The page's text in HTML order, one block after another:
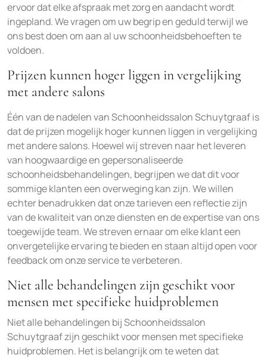
ervoor dat elke afspraak met zorg en aandacht wordt
ingepland. We vragen om uw begrip en geduld terwijl we
ons best doen om aan al uw schoonheidsbehoeften te
voldoen.
Prijzen kunnen hoger liggen in vergelijking
met andere salons
Één van de nadelen van Schoonheidssalon Schuytgraaf is
dat de prijzen mogelijk hoger kunnen liggen in vergelijking
met andere salons. Hoewel wij streven naar het leveren
van hoogwaardige en gepersonaliseerde
schoonheidsbehandelingen, begrijpen we dat dit voor
sommige klanten een overweging kan zijn. We willen
echter benadrukken dat onze tarieven een reflectie zijn
van de kwaliteit van onze diensten en de expertise van ons
toegewijde team. We streven ernaar om elke klant een
onvergetelijke ervaring te bieden en staan altijd open voor
feedback om onze service te verbeteren.
Niet alle behandelingen zijn geschikt voor
mensen met specifieke huidproblemen
Niet alle behandelingen bij Schoonheidssalon
Schuytgraaf zijn geschikt voor mensen met specifieke
huidproblemen. Het is belangrijk om te weten dat